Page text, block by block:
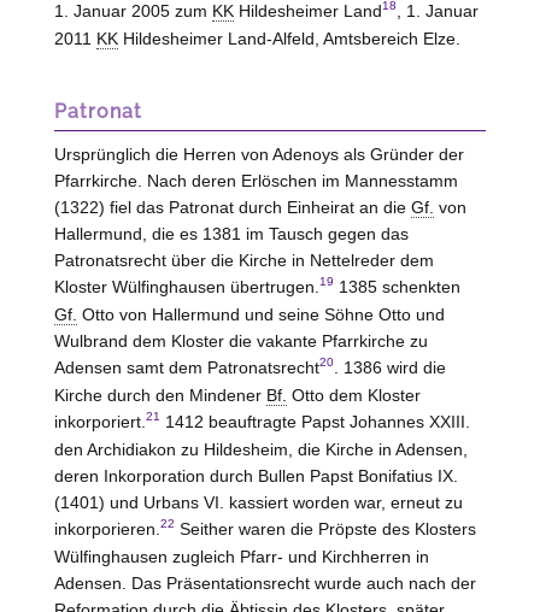
1. Januar 2005 zum KKHildesheimer Land18
, 1. Januar
2011 KKHildesheimer Land-Alfeld, Amtsbereich Elze.
Patronat
Ursprünglich die Herren von Adenoysals Gründer der
Pfarrkirche. Nach deren Erlöschen im Mannesstamm
(1322) fiel das Patronat durch Einheirat an die Gf. von
Hallermund, die es 1381 im Tausch gegen das
Patronatsrecht über die Kirche in Nettelreder dem
Kloster Wülfinghausen übertrugen.19 1385 schenkten
Gf. Otto von Hallermund und seine Söhne Otto und
Wulbrand dem Kloster die vakante Pfarrkirche zu
Adensen samt dem Patronatsrecht20. 1386 wird die
Kirche durch den Mindener Bf. Otto dem Kloster
inkorporiert.21 1412 beauftragte Papst Johannes XXIII.
den Archidiakon zu Hildesheim, die Kirche in Adensen,
deren Inkorporation durch Bullen Papst Bonifatius IX.
(1401) und Urbans VI. kassiert worden war, erneut zu
inkorporieren.22 Seither waren die Pröpste des Klosters
Wülfinghausen zugleich Pfarr- und Kirchherren in
Adensen. Das Präsentationsrecht wurde auch nach der